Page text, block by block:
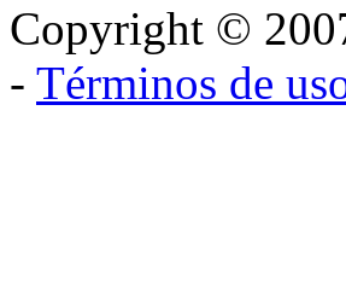
Copyright ©
- Términos de